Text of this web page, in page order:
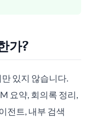
가?
있지 않습니다.
요약, 회의록 정리,
전트, 내부 검색